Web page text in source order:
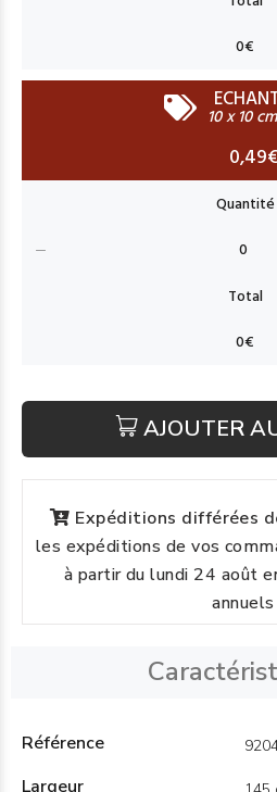
10 x 10
0,49€
AJOUTER
Expéditions différées
les expéditions de vos
à partir du lundi 24 août
annuels
Référence
Largeur